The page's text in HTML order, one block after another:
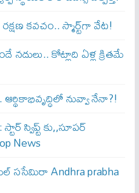
కవచం.. స్మార్ట్‌గా వేట!
నదులు.. కోట్లాది ఏళ్ల క్రితమే
నువ్వా నేనా?!
స్విప్ట్ కు,,సూప‌ర్
News
స‌సేమిరా Andhra prabha